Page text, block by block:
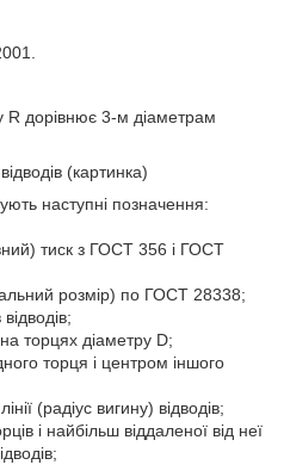
дорівнює 3-м діаметрам
наступні позначення:
тиск з ГОСТ 356 і ГОСТ
розмір) по ГОСТ 28338;
торцях діаметру D;
торця і центром іншого
(радіус вигину) відводів;
і найбільш віддаленої від неї